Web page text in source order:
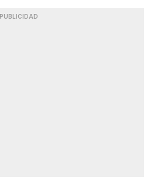
PUBLICIDAD